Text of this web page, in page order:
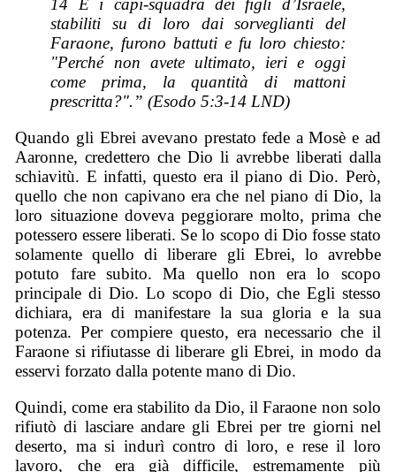
14 E i capi-squadra dei figli d’Israele,
stabiliti su di loro dai sorveglianti del
Faraone, furono battuti e fu loro chiesto:
"Perché non avete ultimato, ieri e oggi
come prima, la quantità di mattoni
prescritta?".” (Esodo 5:3-14 LND)
Quando gli Ebrei avevano prestato fede a Mosè e ad
Aaronne, credettero che Dio li avrebbe liberati dalla
schiavitù. E infatti, questo era il piano di Dio. Però,
quello che non capivano era che nel piano di Dio, la
loro situazione doveva peggiorare molto, prima che
potessero essere liberati. Se lo scopo di Dio fosse stato
solamente quello di liberare gli Ebrei, lo avrebbe
potuto fare subito. Ma quello non era lo scopo
principale di Dio. Lo scopo di Dio, che Egli stesso
dichiara, era di manifestare la sua gloria e la sua
potenza. Per compiere questo, era necessario che il
Faraone si rifiutasse di liberare gli Ebrei, in modo da
esservi forzato dalla potente mano di Dio.
Quindi, come era stabilito da Dio, il Faraone non solo
rifiutò di lasciare andare gli Ebrei per tre giorni nel
deserto, ma si indurì contro di loro, e rese il loro
lavoro, che era già difficile, estremamente più